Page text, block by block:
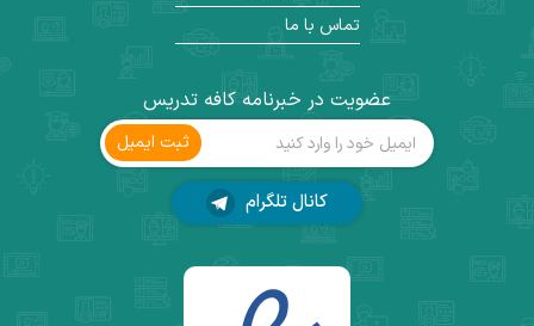
عضویت در خبرنامه کافه تدریس
ثبت ‌ایمیل
کانال تلگرام
تماس با ما